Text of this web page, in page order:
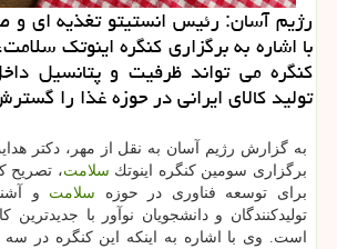
رژیم آسان: رئیس انستیتو تغذیه ای و
با اشاره به برگزاری كنگره اینوتك
كنگره می تواند ظرفیت و پتانسیل
تولید كالای ایرانی در حوزه غذا را
به گزارش رژیم آسان به نقل از مهر، دكتر
برگزاری سومین كنگره اینوتك سلامت، تصریح
برای توسعه فناوری در حوزه سلامت و
تولیدكنندگان و دانشجویان نوآور با جدیدترین
است. وی با اشاره به اینكه این كنگره در سه